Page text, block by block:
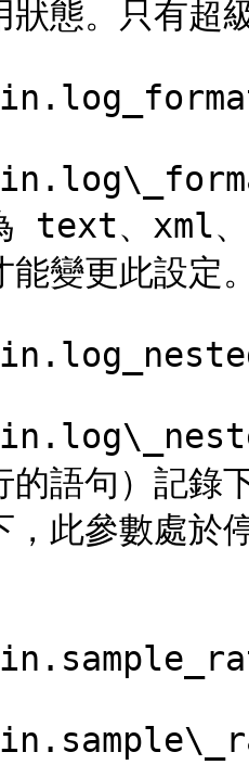
狀態。只有超
text、xml
能變更此設定
的語句）記
，此參數處於